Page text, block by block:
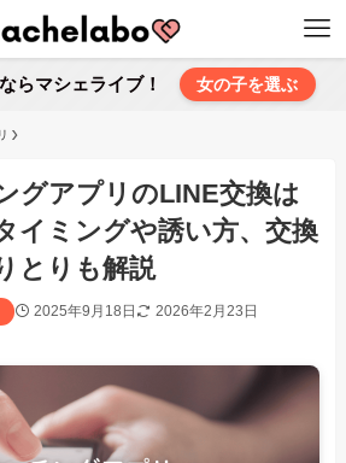
らマシェライブ！ 女の子を選ぶ
グアプリのLINE交換は
イミングや誘い方、交換
とりも解説
2025年9月18日 2026年2月23日